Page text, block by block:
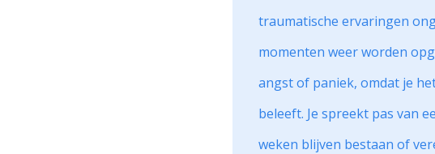
traumatische ervaringen
momenten weer worden
angst of paniek, omdat je
beleeft. Je spreekt pas van
weken blijven bestaan of